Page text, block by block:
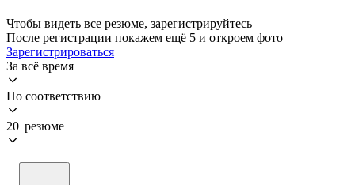
Чтобы видеть все резюме, зарегистрируйтесь
После регистрации покажем ещё 5 и откроем фото
Зарегистрироваться
За всё время
По соответствию
20 резюме